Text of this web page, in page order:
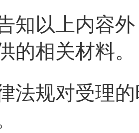
以上内容外
的相关材料。
规对受理的